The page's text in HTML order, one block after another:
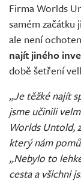
Firma Worlds
samém
ale není
najít jiného
době šetření
„Je těžké najít
jsme učinili
Worlds Untold,
který nám
„Nebylo to
cesta a všichni